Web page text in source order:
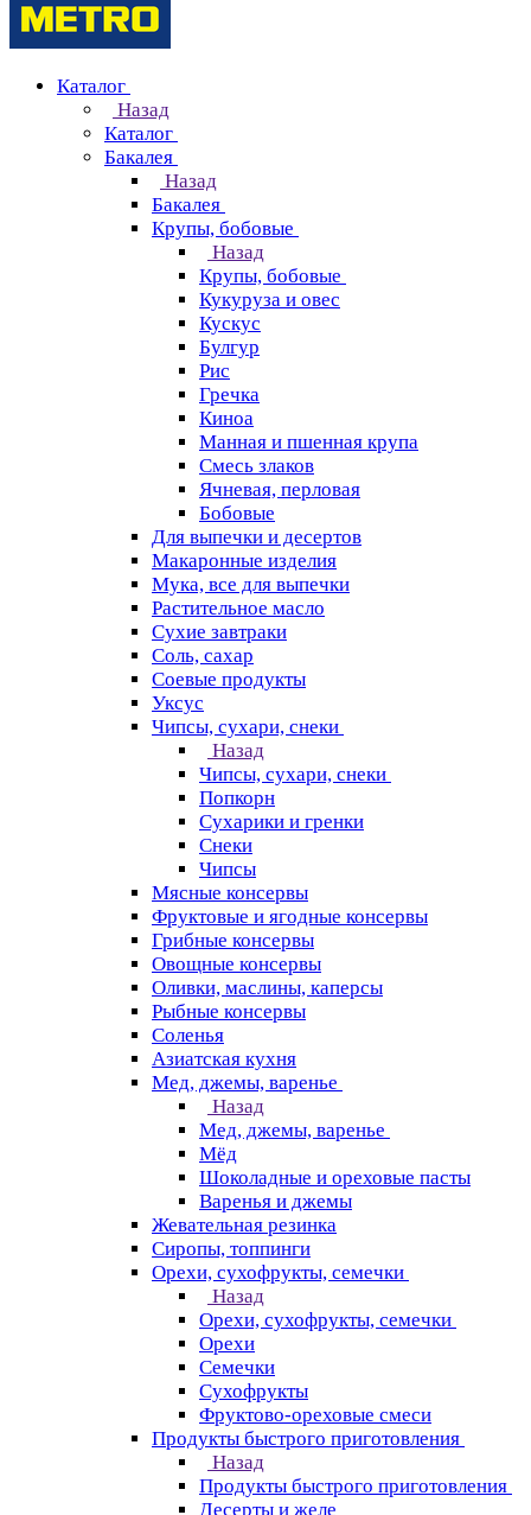
Каталог
Назад
Каталог
Бакалея
Назад
Бакалея
Крупы, бобовые
Назад
Крупы, бобовые
Кукуруза и овес
Кускус
Булгур
Рис
Гречка
Киноа
Манная и пшенная крупа
Смесь злаков
Ячневая, перловая
Бобовые
Для выпечки и десертов
Макаронные изделия
Мука, все для выпечки
Растительное масло
Сухие завтраки
Соль, сахар
Соевые продукты
Уксус
Чипсы, сухари, снеки
Назад
Чипсы, сухари, снеки
Попкорн
Сухарики и гренки
Снеки
Чипсы
Мясные консервы
Фруктовые и ягодные консервы
Грибные консервы
Овощные консервы
Оливки, маслины, каперсы
Рыбные консервы
Соленья
Азиатская кухня
Мед, джемы, варенье
Назад
Мед, джемы, варенье
Мёд
Шоколадные и ореховые пасты
Варенья и джемы
Жевательная резинка
Сиропы, топпинги
Орехи, сухофрукты, семечки
Назад
Орехи, сухофрукты, семечки
Орехи
Семечки
Сухофрукты
Фруктово-ореховые смеси
Продукты быстрого приготовления
Назад
Продукты быстрого приготовления
Десерты и желе